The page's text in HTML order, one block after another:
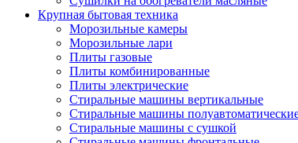
Крупная бытовая техника
Морозильные камеры
Морозильные лари
Плиты газовые
Плиты комбинированные
Плиты электрические
Стиральные машины вертикальные
Стиральные машины
Стиральные машины с сушкой